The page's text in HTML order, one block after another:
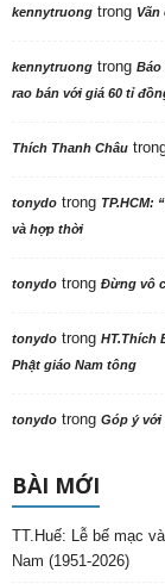
kennytruong trong Vãn
kennytruong trong Báo
rao bán với giá 60 tỉ
Thích Thanh Châu
tonydo trong TP.HCM:
và hợp thời
tonydo trong Đừng vô
tonydo trong HT.Thích
Phật giáo Nam tông
tonydo trong Góp ý với
BÀI MỚI
TT.Huế: Lễ bế mạc
Nam (1951-2026)